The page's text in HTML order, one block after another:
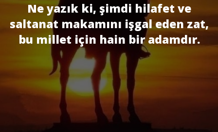
Ne yazık ki, şimdi hilafet ve
saltanat makamını işgal eden zat,
bu millet için hain bir adamdır.